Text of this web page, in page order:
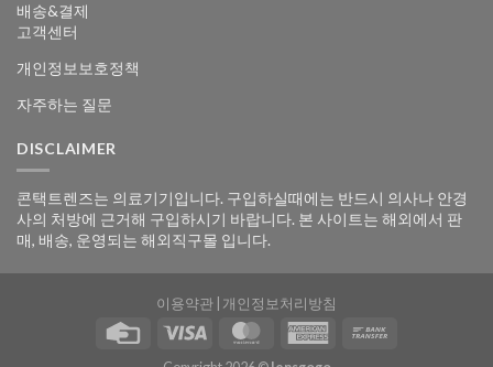
배송&결제
고객센터
개인정보보호정책
자주하는 질문
DISCLAIMER
콘택트렌즈는 의료기기입니다. 구입하실때에는 반드시 의사나 안경
사의 처방에 근거해 구입하시기 바랍니다. 본 사이트는 해외에서 판
매, 배송, 운영되는 해외직구몰 입니다.
이용약관 개인정보처리방침